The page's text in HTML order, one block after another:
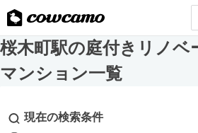
桜木町駅の庭付きリノベ
マンション一覧
現在の検索条件